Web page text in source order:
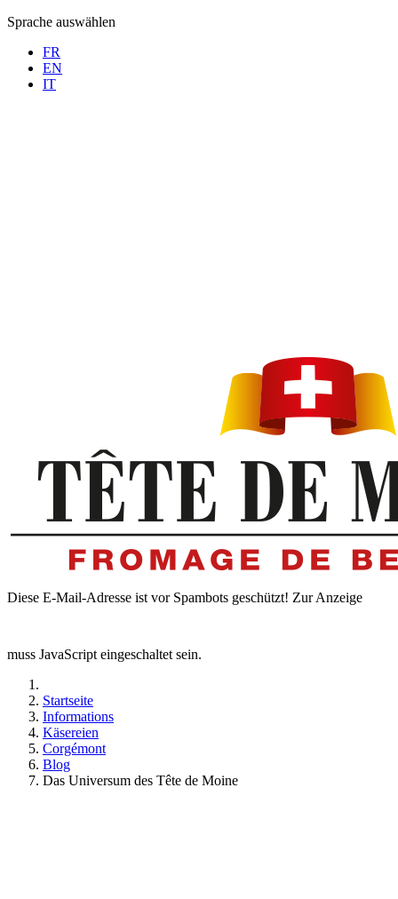
Sprache auswählen
FR
EN
IT
Diese E-Mail-Adresse ist vor Spambots geschützt! Zur Anzeige
muss JavaScript eingeschaltet sein.
Startseite
Informations
Käsereien
Corgémont
Blog
Das Universum des Tête de Moine